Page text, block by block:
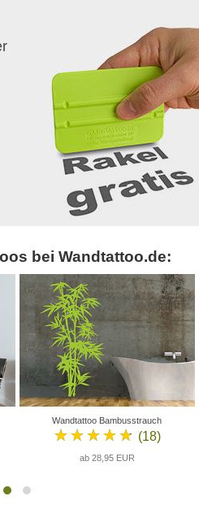
bei Wandtattoo.de:
Wandtattoo Bambusstrauch
★★★★★ (18)
ab 28,95 EUR